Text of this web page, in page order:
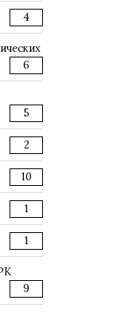
4
6
5
2
10
1
1
9